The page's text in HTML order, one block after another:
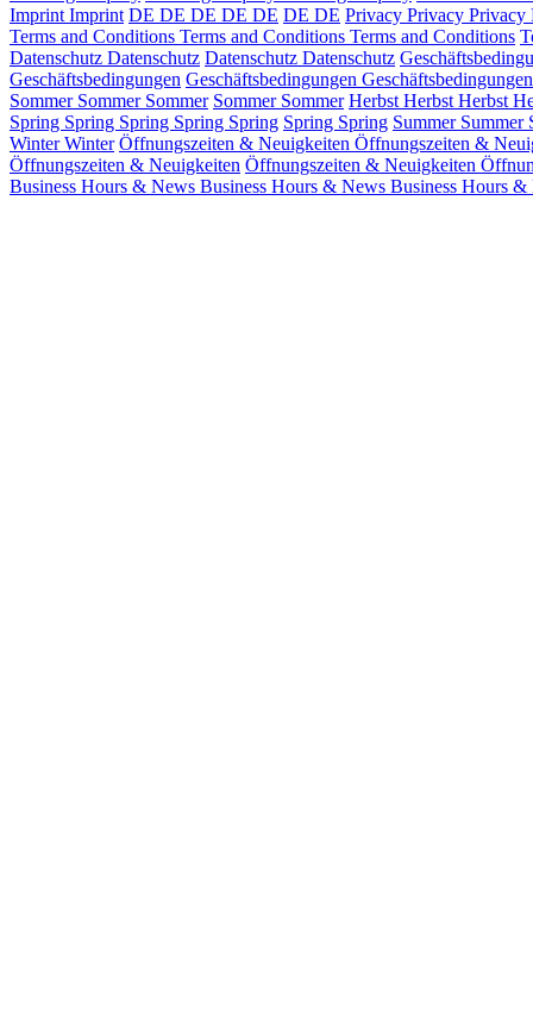
Imprint Imprint DE DE DE DE DE DE DE Privacy Privacy Privacy
Terms and Conditions Terms and Conditions Terms and Conditions
Datenschutz Datenschutz Datenschutz Datenschutz
Geschäftsbedingungen Geschäftsbedingungen Geschäftsbedingungen
Sommer Sommer Sommer Sommer Sommer Herbst Herbst Herbst
Spring Spring Spring Spring Spring Spring Spring Summer Summer
WinterWinter Öffnungszeiten & Neuigkeiten Öffnungszeiten &
Öffnungszeiten & Neuigkeiten Öffnungszeiten & Neuigkeiten
Business Hours & News Business Hours & News Business Hours &